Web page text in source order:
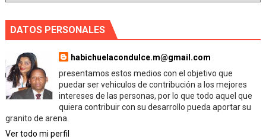
DATOS PERSONALES
habichuelacondulce.m@gmail.com
presentamos estos medios con el objetivo que
puedar ser vehiculos de contribución a los mejores
intereses de las personas, por lo que todo aquel que
quiera contribuir con su desarrollo pueda aportar su
granito de arena.
Ver todo mi perfil